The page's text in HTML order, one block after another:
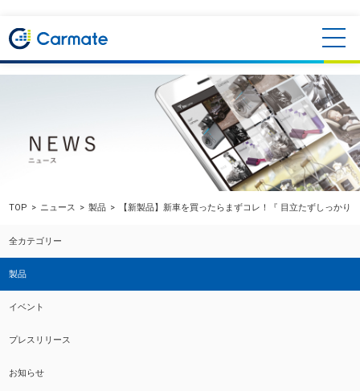
TOP ニュース 製品 【新製品】新車を買ったらまずコレ！『 目立たずしっかり
全カテゴリー
製品
イベント
プレスリリース
お知らせ